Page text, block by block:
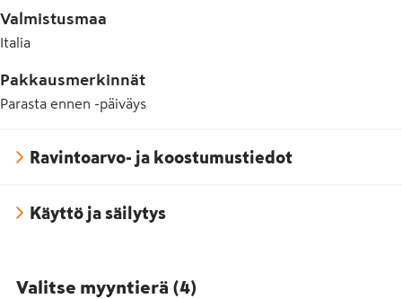
Valmistusmaa
Italia
Pakkausmerkinnät
Parasta ennen -päiväys
Ravintoarvo- ja koostumustiedot
Käyttö ja säilytys
Valitse myyntierä (4)